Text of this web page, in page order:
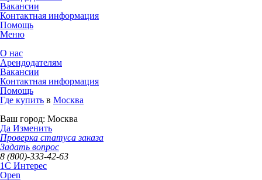
Вакансии
Контактная информация
Помощь
Меню
О нас
Арендодателям
Вакансии
Контактная информация
Помощь
Где купить в Москва
Ваш город: Москва
Да Изменить
Проверка статуса заказа
Задать вопрос
8 (800)-333-42-63
1C Интерес
Open